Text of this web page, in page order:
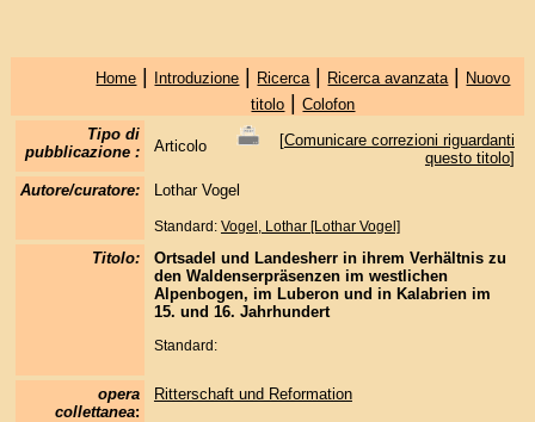
Home | Introduzione | Ricerca | Ricerca avanzata | Nuovo
titolo |Colofon
Tipo di
pubblicazione :
Articolo [Comunicare correzioni riguardanti
questo titolo]
Autore/curatore:
Lothar Vogel
Standard: Vogel, Lothar [Lothar Vogel]
Titolo:
Ortsadel und Landesherr in ihrem Verhältnis zu
den Waldenserpräsenzen im westlichen
Alpenbogen, im Luberon und in Kalabrien im
15. und 16. Jahrhundert
Standard:
opera
collettanea:
Ritterschaft und Reformation